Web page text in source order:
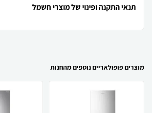
תנאי התקנה ופינוי של מוצרי חשמל
מוצרים פופולאריים נוספים מהחנות